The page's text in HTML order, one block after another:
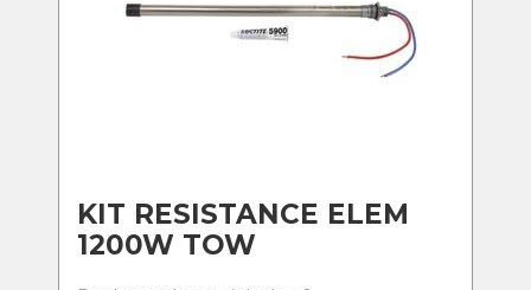
KIT RESISTANCE ELEM
1200W TOW